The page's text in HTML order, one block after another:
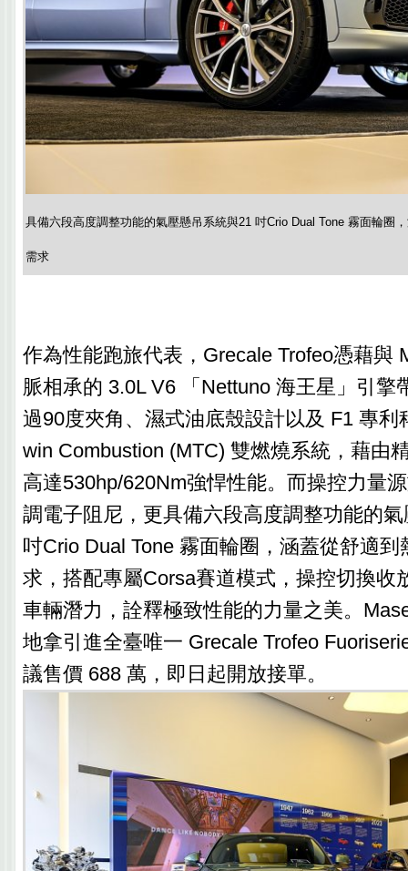
具備六段高度調整功能的氣壓懸吊系統與21 吋Crio Dual Tone 霧面輪圈
需求
作為性能跑旅代表，Grecale Trofeo憑藉與
脈相承的 3.0L V6 「Nettuno 海王星」引擎
過90度夾角、濕式油底殼設計以及 F1 專利
win Combustion (MTC) 雙燃燒系統，藉由
高達530hp/620Nm強悍性能。而操控力量
調電子阻尼，更具備六段高度調整功能的
吋Crio Dual Tone 霧面輪圈，涵蓋從舒適
求，搭配專屬Corsa賽道模式，操控切換收
車輛潛力，詮釋極致性能的力量之美。
地拿引進全臺唯一 Grecale Trofeo
議售價 688 萬，即日起開放接單。